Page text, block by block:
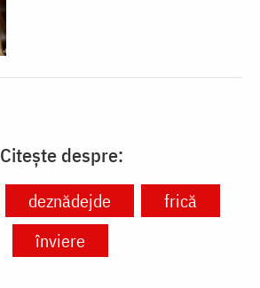
Citește despre:
deznădejde
frică
înviere